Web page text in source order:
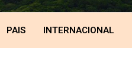
PAIS INTERNACIONAL